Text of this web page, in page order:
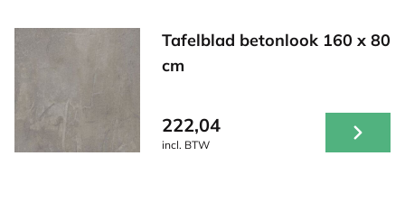
Tafelblad betonlook 160 x 80
cm
222,04
incl. BTW